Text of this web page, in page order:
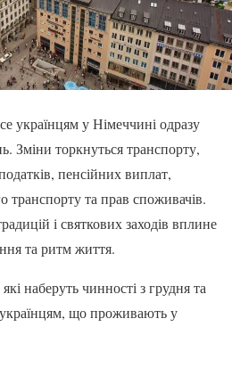
українцям у Німеччині одразу
Зміни торкнуться транспорту,
пенсійних виплат,
транспорту та прав споживачів.
і святкових заходів вплине
та ритм життя.
наберуть чинності з грудня та
українцям, що проживають у